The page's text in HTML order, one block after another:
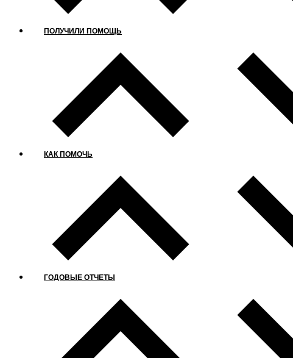
ПОЛУЧИЛИ ПОМОЩЬ
КАК ПОМОЧЬ
ГОДОВЫЕ ОТЧЕТЫ